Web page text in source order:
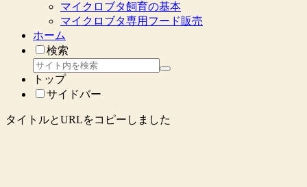
マイクロブタ飼育の基本
マイクロブタ専用フード販売
ホーム
検索
トップ
サイドバー
タイトルとURLをコピーしました